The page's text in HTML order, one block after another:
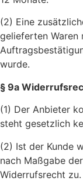
(2) Eine
gelieferten Waren
wurde.
§ 9a
(1) Der Anbieter
steht gesetzlich
(2) Ist der Kunde
nach Maßgabe
Widerrufsrecht zu.